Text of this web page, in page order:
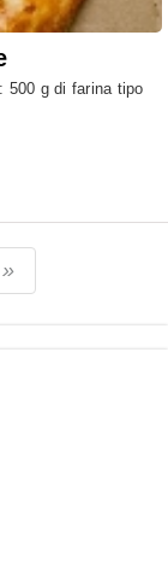
500 g di farina tipo